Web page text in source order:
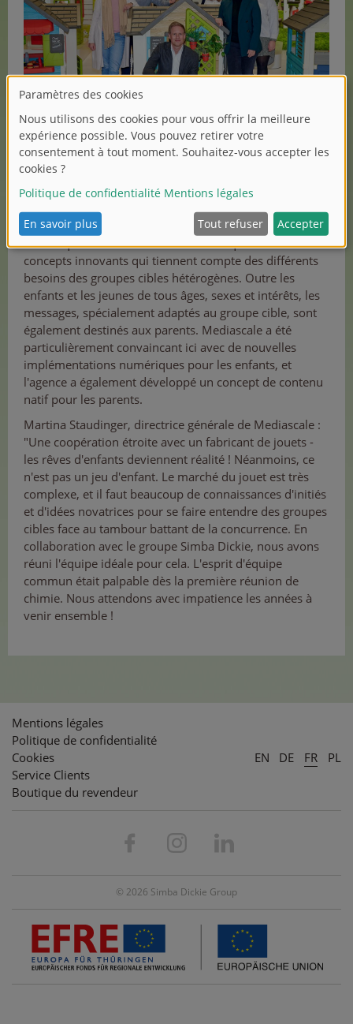
Les mesures se concentrent sur la télévision et le
numérique. Mediascale a su se démarquer ici avec des
concepts innovants qui tiennent compte des différents
besoins des groupes cibles hétérogènes. Outre les
enfants et les jeunes de tous âges, sexes et intérêts, les
messages, spécialement adaptés au groupe cible, sont
également destinés aux parents. Mediascale a été
particulièrement convaincant ici avec de nouvelles
implémentations numériques pour les enfants, et
l'agence a également développé un concept de contenu
natif pour les parents.
Martina Staudinger, directrice générale de Mediascale :
"Une coopération étroite avec un fabricant de jouets -
les rêves d'enfants deviennent réalité ! Néanmoins, ce
n'est pas un jeu d'enfant. Le marché du jouet est très
complexe, et il faut beaucoup de connaissances d'initiés
et d'idées novatrices pour se faire entendre des groupes
cibles face au tambour battant de la concurrence. En
collaboration avec le groupe Simba Dickie, nous avons
réuni l'équipe idéale pour cela. L'esprit d'équipe
commun était palpable dès la première réunion de
chimie. Nous attendons avec impatience les années à
venir ensemble !
Mentions légales
Politique de confidentialité
Cookies
Service Clients
Boutique du revendeur
EN DE FR PL
© 2026 Simba Dickie Group